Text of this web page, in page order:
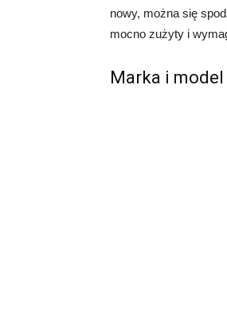
nowy, można się
mocno zużyty i
Marka i